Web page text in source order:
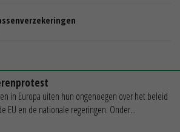
in Europa uiten hun ongenoegen over het beleid
EU en de nationale regeringen. Onder...